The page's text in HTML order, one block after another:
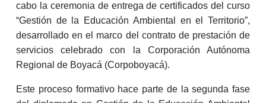
cabo la ceremonia de entrega de certificados del curso
“Gestión de la Educación Ambiental en el Territorio”,
desarrollado en el marco del contrato de prestación de
servicios celebrado con la Corporación Autónoma
Regional de Boyacá (Corpoboyacá).
Este proceso formativo hace parte de la segunda fase